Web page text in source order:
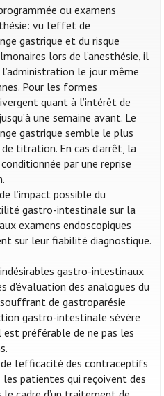
ou examens
vu l’effet de
gastrique et du risque
lors de l’anesthésie, il
le jour même
Pour les formes
quant à l’intérêt de
une semaine avant. Le
gastrique semble le plus
titration. En cas d’arrêt, la
par une reprise
l’impact possible du
gastro-intestinale sur la
examens endoscopiques
sur leur fiabilité diagnostique.
gastro-intestinaux
d'évaluation des analogues du
de gastroparésie
gastro-intestinale sévère
préférable de ne pas les
l’efficacité des contraceptifs
patientes qui reçoivent des